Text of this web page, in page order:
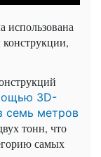
использована
3D-
семь метров
тонн, что
самых